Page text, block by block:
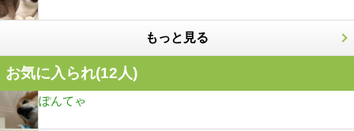
もっと見る
お気に入られ(12人)
ぽんてゃ